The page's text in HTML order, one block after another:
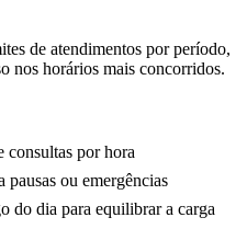
de atendimentos por período,
nos horários mais concorridos.
por hora
ou emergências
do dia para equilibrar a carga